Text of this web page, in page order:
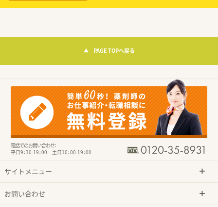
PAGE TOPへ戻る
電話でのお問い合わせ：
平日9：30-19：00 土日10：00-19：00
サイトメニュー
お問い合わせ